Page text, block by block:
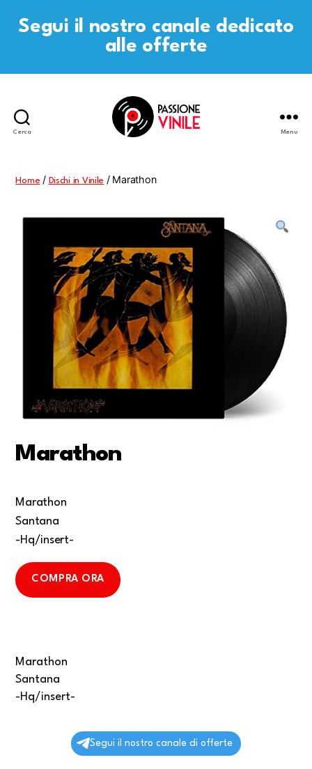
Segui il nostro canale dedicato
alle offerte
Cerca Menu
Home / Dischi in Vinile / Marathon
Marathon
Marathon
Santana
-Hq/insert-
COMPRA ORA
Marathon
Santana
-Hq/insert-
Segui il nostro canale di offerte